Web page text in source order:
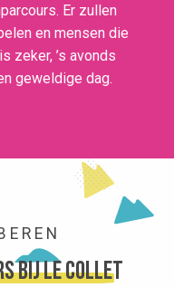
Er zullen
en mensen die
zeker, ’s avonds
geweldige dag.
bij Le Collet